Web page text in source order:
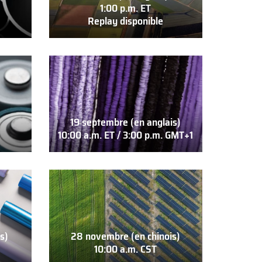
avril
(en
anglais)
1:00
p.m.
ET
Replay
disponible
1:00 p.m. ET
Replay disponible
septembre
(en
anglais)
10:00
a.m.
ET
/
3:00
19 septembre (en anglais)
10:00 a.m. ET / 3:00 p.m. GMT+1
28 novembre (en chinois)
10:00 a.m. CST